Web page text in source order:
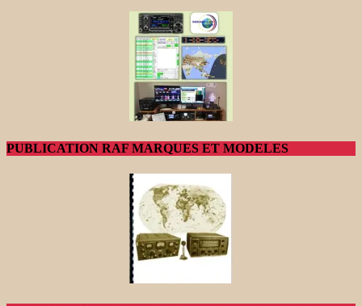
PUBLICATION RAF MARQUES ET MODELES